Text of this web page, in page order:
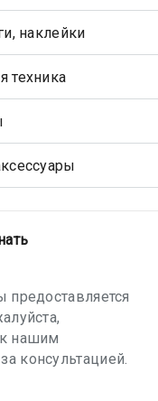
наклейки
техника
предоставляется
нашим
консультацией.